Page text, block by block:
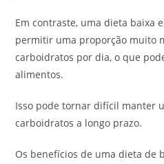
Em contraste, uma dieta baixa
permitir uma proporção muito
carboidratos por dia, o que
alimentos.
Isso pode tornar difícil manter
carboidratos a longo prazo.
Os benefícios de uma dieta de